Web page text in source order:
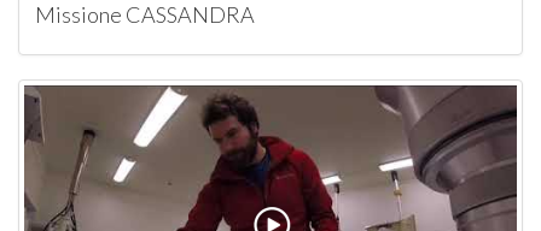
Missione CASSANDRA